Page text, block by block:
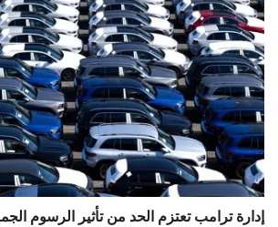
إدارة ترامب تعتزم الحد من تأثير الرسوم